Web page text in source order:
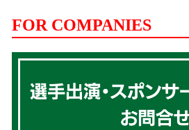
FOR COMPANIES